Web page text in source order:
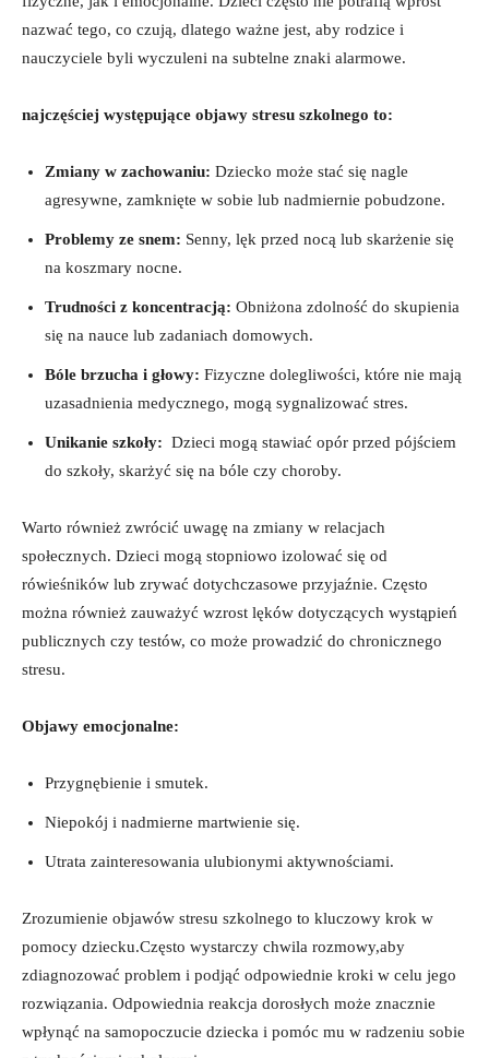
nazwać tego, co‍ czują, dlatego ważne jest, aby rodzice i
nauczyciele byli wyczuleni na subtelne znaki alarmowe.
najczęściej występujące objawy stresu szkolnego to:
Zmiany w zachowaniu: Dziecko może stać się nagle
agresywne, zamknięte w sobie lub‍ nadmiernie‌ pobudzone.
Problemy ze snem: Senny,‌ lęk przed nocą lub skarżenie się
na koszmary nocne.
Trudności z koncentracją: Obniżona zdolność do⁢ skupienia
się na​ nauce lub zadaniach⁤ domowych.
Bóle‌ brzucha i głowy: Fizyczne dolegliwości, ⁤które⁤ nie ‌mają
uzasadnienia medycznego, mogą sygnalizować‍ stres.
Unikanie szkoły: ‌ Dzieci mogą stawiać ⁣opór ‍przed pójściem
do szkoły, skarżyć się na bóle czy ‌choroby.
Warto ‍również zwrócić uwagę na zmiany w relacjach
społecznych. Dzieci mogą ​stopniowo izolować ‌się od
rówieśników lub zrywać dotychczasowe przyjaźnie. Często
można również⁢ zauważyć wzrost lęków dotyczących wystąpień
publicznych czy testów, co może prowadzić do chronicznego
stresu.
Objawy ‌emocjonalne:
Przygnębienie i smutek.
Niepokój​ i nadmierne martwienie się.
Utrata zainteresowania ulubionymi aktywnościami.
Zrozumienie objawów ​stresu ⁤szkolnego to kluczowy krok w
pomocy ‍dziecku.Często ‌wystarczy ‌chwila rozmowy,aby
zdiagnozować problem ​i podjąć odpowiednie kroki w ​celu ⁤jego
rozwiązania. Odpowiednia reakcja dorosłych może znacznie
wpłynąć‍ na samopoczucie dziecka i pomóc​ mu w radzeniu sobie